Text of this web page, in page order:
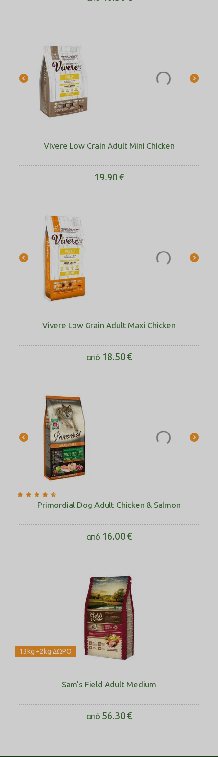
Vivere Low Grain Adult Mini Chicken
19.90€
Vivere Low Grain Adult Maxi Chicken
από 18.50€
Primordial Dog Adult Chicken & Salmon
από 16.00€
13kg +2kg ΔΩΡΟ
Sam's Field Adult Medium
από 56.30€